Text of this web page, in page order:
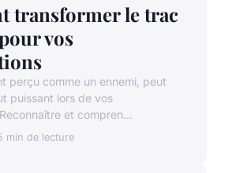
transformer le trac
vos
perçu comme un ennemi, peut
puissant lors de vos
et compren...
min de lecture